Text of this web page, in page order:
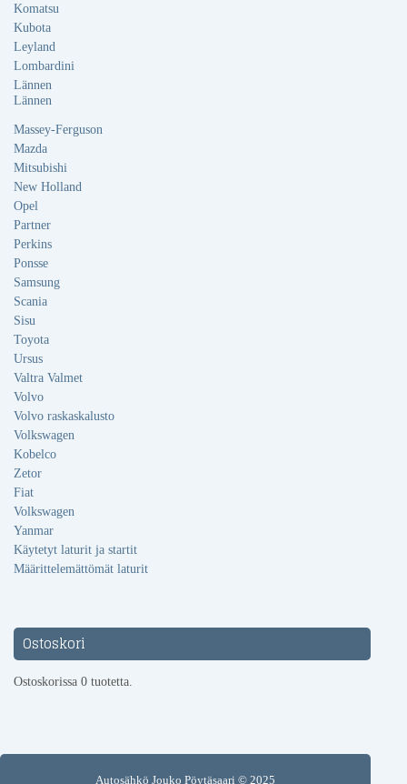
Komatsu
Kubota
Leyland
Lombardini
Lännen
Lännen
Massey-Ferguson
Mazda
Mitsubishi
New Holland
Opel
Partner
Perkins
Ponsse
Samsung
Scania
Sisu
Toyota
Ursus
Valtra Valmet
Volvo
Volvo raskaskalusto
Volkswagen
Kobelco
Zetor
Fiat
Volkswagen
Yanmar
Käytetyt laturit ja startit
Määrittelemättömät laturit
Ostoskori
Ostoskorissa 0 tuotetta.
Autosähkö Jouko Pöytäsaari © 2025